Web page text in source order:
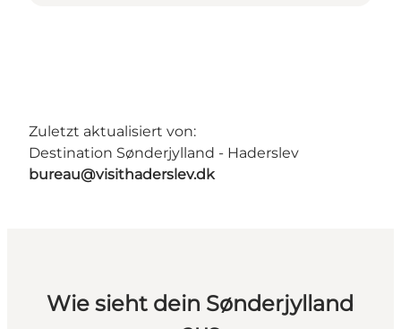
Zuletzt aktualisiert von:
Destination Sønderjylland - Haderslev
bureau@visithaderslev.dk
Wie sieht dein Sønderjylland